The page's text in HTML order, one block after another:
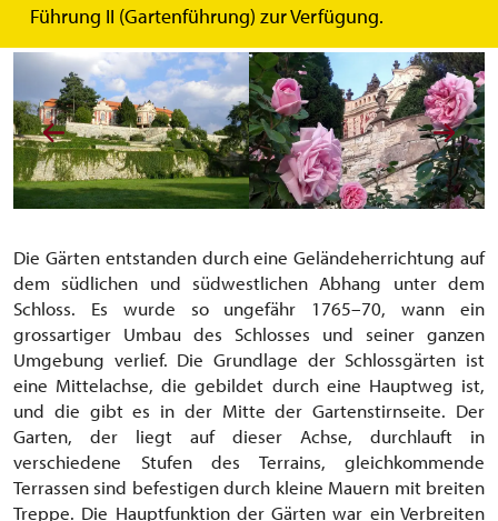
Führung II (Gartenführung) zur Verfügung.
Die Gärten entstanden durch eine Geländeherrichtung auf
dem südlichen und südwestlichen Abhang unter dem
Schloss. Es wurde so ungefähr 1765–70, wann ein
grossartiger Umbau des Schlosses und seiner ganzen
Umgebung verlief. Die Grundlage der Schlossgärten ist
eine Mittelachse, die gebildet durch eine Hauptweg ist,
und die gibt es in der Mitte der Gartenstirnseite. Der
Garten, der liegt auf dieser Achse, durchlauft in
verschiedene Stufen des Terrains, gleichkommende
Terrassen sind befestigen durch kleine Mauern mit breiten
Treppe. Die Hauptfunktion der Gärten war ein Verbreiten